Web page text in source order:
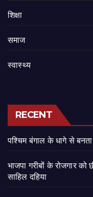
शिक्षा
समाज
स्वास्थ्य
RECENT
पश्चिम बंगाल के धागे से बनता
भाजपा गरीबों के रोजगार
साहिल दहिया